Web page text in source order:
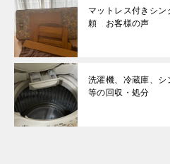
マットレス付きシ
頼 お客様の声
洗濯機、冷蔵庫、シ
等の回収・処分